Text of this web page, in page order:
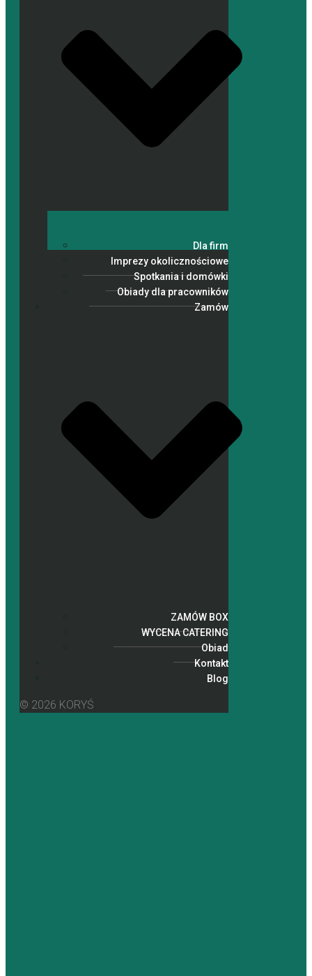
Dla firm
Imprezy okolicznościowe
Spotkania i domówki
Obiady dla pracowników
Zamów
ZAMÓW BOX
WYCENA CATERING
Obiad
Kontakt
Blog
© 2026 KORYŚ